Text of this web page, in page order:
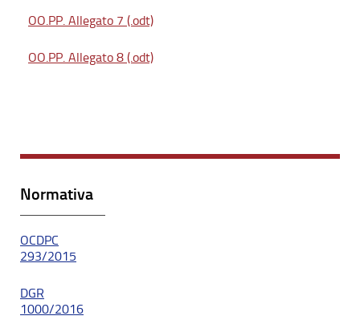
OO.PP. Allegato 7 (.odt)
OO.PP. Allegato 8 (.odt)
Normativa
OCDPC
293/2015
DGR
1000/2016